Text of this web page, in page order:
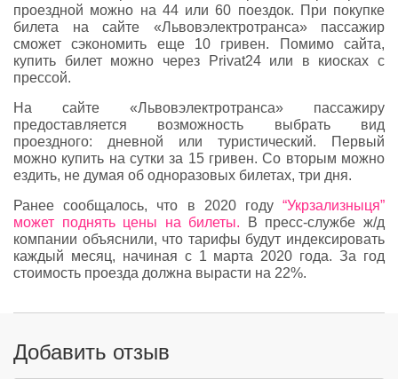
проездной можно на 44 или 60 поездок. При покупке
билета на сайте «Львовэлектротранса» пассажир
сможет сэкономить еще 10 гривен. Помимо сайта,
купить билет можно через Privat24 или в киосках с
прессой.
На сайте «Львовэлектротранса» пассажиру
предоставляется возможность выбрать вид
проездного: дневной или туристический. Первый
можно купить на сутки за 15 гривен. Со вторым можно
ездить, не думая об одноразовых билетах, три дня.
Ранее сообщалось, что в 2020 году“Укрзализныця”
может поднять цены на билеты. В пресс-службе ж/д
компании объяснили, что тарифы будут индексировать
каждый месяц, начиная с 1 марта 2020 года. За год
стоимость проезда должна вырасти на 22%.
Добавить отзыв